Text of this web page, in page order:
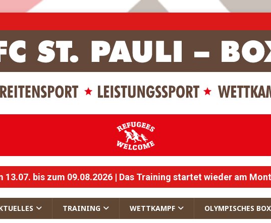
13.07. bis zum 09.08.2026 | Das Training startet wieder am
TRAINING WETTKAMPF OLYMPISCHES